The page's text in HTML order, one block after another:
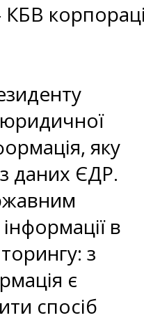
яку
даних ЄДР.
в
з
є
спосіб